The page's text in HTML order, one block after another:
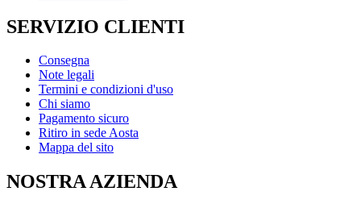
SERVIZIO CLIENTI
Consegna
Note legali
Termini e condizioni d'uso
Chi siamo
Pagamento sicuro
Ritiro in sede Aosta
Mappa del sito
NOSTRA AZIENDA